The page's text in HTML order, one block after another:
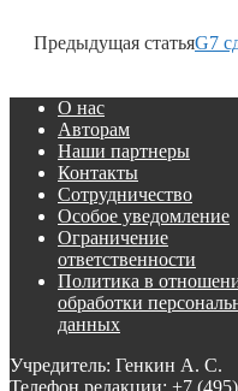
Предыдущая статьяG7
О нас
Авторам
Наши партнеры
Контакты
Сотрудничество
Особое уведомление
Ограничение
ответственности
Политика в
обработки
данных
Учредитель: Генкин А. С.